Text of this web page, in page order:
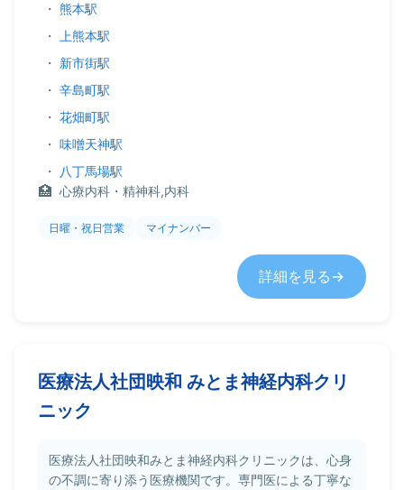
・ 熊本駅
・
上熊本駅
・ 新市街駅
・ 辛島町駅
・ 花畑町駅
・ 味噌天神駅
・
八丁馬場駅
心療内科・精神科,内科
日曜・祝日営業 マイナンバー
詳細を見る
医療法人社団映和 みとま神経内科クリ
ニック
医療法人社団映和みとま神経内科クリニックは、心身
の不調に寄り添う医療機関です。専門医による丁寧な